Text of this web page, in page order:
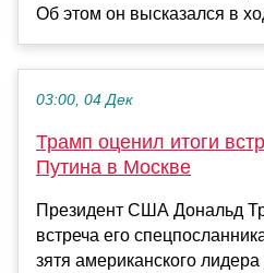
Об этом он высказался в
03:00, 04 Дек
Трамп оценил итоги
Путина в Москве
Президент США Дональд
встреча его
зятя американского